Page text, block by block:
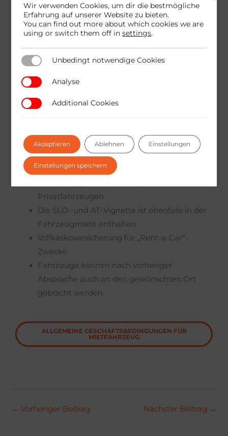
Einen Termin können Sie über das
Kontaktformular buchen oder unter der
Rufnummer040-66-97-44 .
Wir bieten die Vermietung von Kleintransportern
und Privatfahrzeugen zu erschwinglichen Preisen
an.
Privatfahrzeugen
Die SLO- und AT-Vignette ist ebenfalls in der
Fahrzeugmiete enthalten
Vollkaskoversicherung für „Rent-a-Car“-
Zwecke
Fahrzeuge können nach vorheriger
Absprache auch an den gewünschten Ort
gebracht werden
ALLGEMEINE GESCHÄFTSBEDINGUNGEN FÜR
MIETFAHRZEUG
← Vorheriger Beitrag Nächster Beitrag →
Wir verwenden Cookies, um dir die bestmögliche
Erfahrung auf unserer Website zu bieten.
You can find out more about which cookies we are
using or switch them off insettings.
Unbedingt notwendige Cookies
Unbedingt notwendige Cookies
Analyse Analyse
Additional Cookies
Additional Cookies
Akzeptieren Ablehnen Einstellungen
Einstellungen speichern